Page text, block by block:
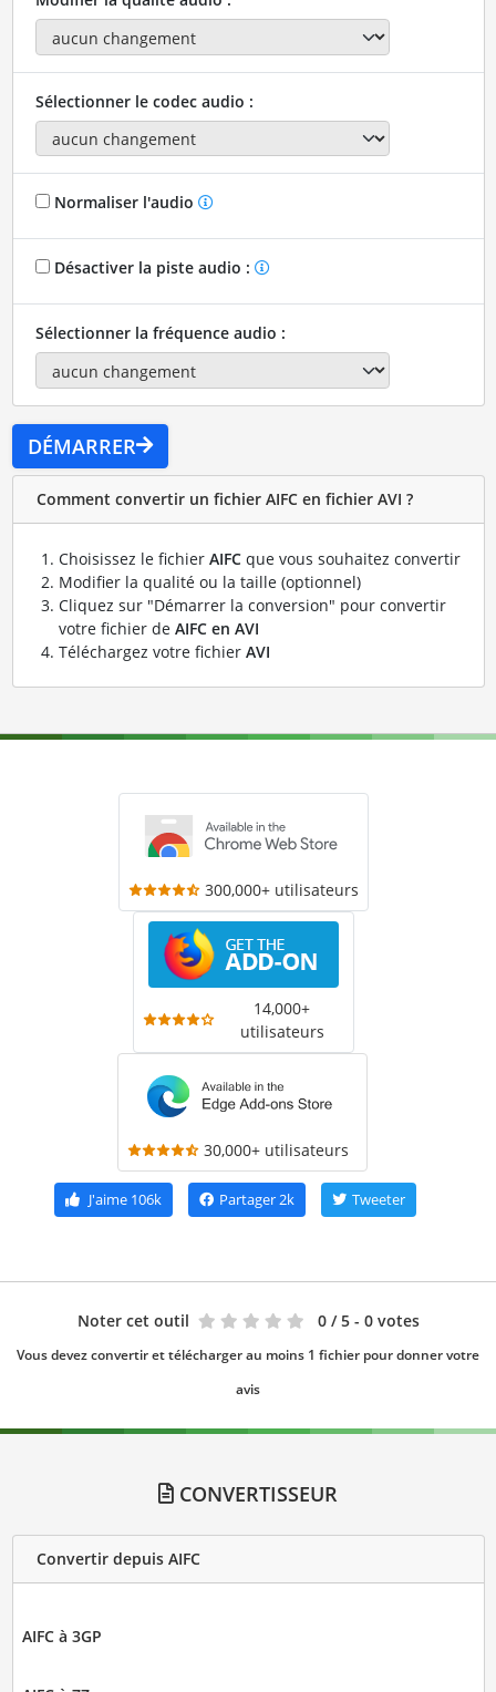
Sélectionner le codec audio :
Normaliser l'audio
Désactiver la piste audio :
Sélectionner la fréquence audio :
DÉMARRER
Comment convertir un fichier AIFC en fichier AVI ?
Choisissez le fichier AIFCque vous souhaitez convertir
Modifier la qualité ou la taille (optionnel)
Cliquez sur "Démarrer la conversion" pour convertir
votre fichier de AIFC en AVI
Téléchargez votre fichier AVI
300,000+ utilisateurs
14,000+
utilisateurs
30,000+ utilisateurs
J'aime106k Partager2k Tweeter
Noter cet outil 0 / 5 - 0 votes
Vous devez convertir et télécharger au moins 1 fichier pour donner votre
avis
CONVERTISSEUR
Convertir depuis AIFC
AIFC à 3GP